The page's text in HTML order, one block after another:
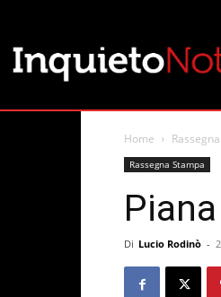
Home
Rassegna Stampa
Di Lucio Rodinò -